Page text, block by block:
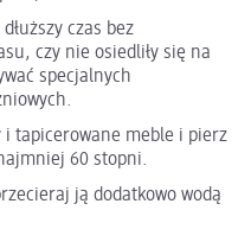
czas bez
czy nie osiedliły się na
specjalnych
tapicerowane meble i pierz
60 stopni.
ją dodatkowo wodą